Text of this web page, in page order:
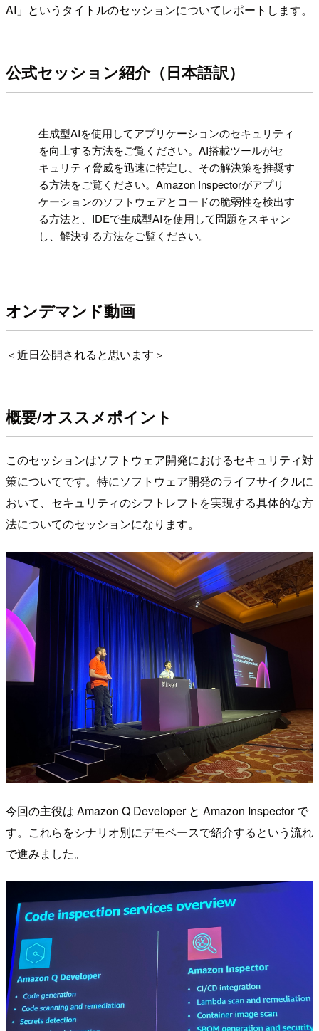
AI」というタイトルのセッションについてレポートします。
公式セッション紹介（日本語訳）
生成型AIを使用してアプリケーションのセキュリティ
を向上する方法をご覧ください。AI搭載ツールがセ
キュリティ脅威を迅速に特定し、その解決策を推奨す
る方法をご覧ください。Amazon Inspectorがアプリ
ケーションのソフトウェアとコードの脆弱性を検出す
る方法と、IDEで生成型AIを使用して問題をスキャン
し、解決する方法をご覧ください。
オンデマンド動画
＜近日公開されると思います＞
概要/オススメポイント
このセッションはソフトウェア開発におけるセキュリティ対
策についてです。特にソフトウェア開発のライフサイクルに
おいて、セキュリティのシフトレフトを実現する具体的な方
法についてのセッションになります。
今回の主役は Amazon Q Developer と Amazon Inspector で
す。これらをシナリオ別にデモベースで紹介するという流れ
で進みました。